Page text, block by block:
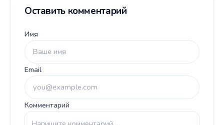
Оставить комментарий
Имя
Email
Комментарий